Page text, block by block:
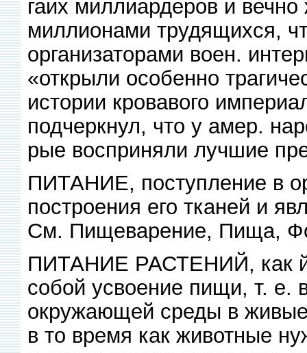
гаих миллиардеров и
миллионами трудящихся,
организаторами воен.
«открыли особенно
истории кровавого
подчеркнул, что у амер.
рые восприняли лучшие
ПИТАНИЕ, поступление в
построения его тканей и
См. Пищеварение, Пища,
ПИТАНИЕ РАСТЕНИЙ, как й
собой усвоение пищи, т. е.
окружающей среды в живые
в то время как животные